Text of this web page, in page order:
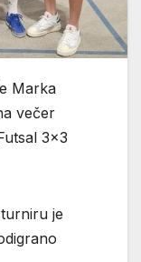
Marka
večer
3×3
je